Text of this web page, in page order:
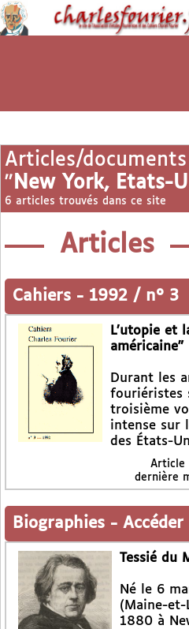
Articles/
" New York, Etats-
6 articles trouvés dans ce site
Articles
Cahiers - 1992 / n° 3
L’utopie et
américaine"
Durant les
fouriéristes
troisième
intense sur
des États-
Article
dernière
Biographies -
Tessié du
Né le 6
(Maine-et-
1880 à